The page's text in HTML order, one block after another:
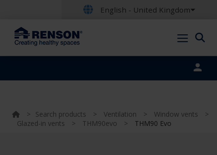
English - United Kingdom
> Search products > Ventilation > Window vents
>
Glazed-in vents
> THM90evo > THM90 Evo